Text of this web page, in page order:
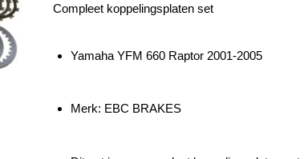
Compleet koppelingsplaten set
Yamaha YFM 660 Raptor 2001-2005
Merk: EBC BRAKES